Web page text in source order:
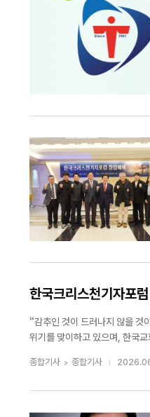
한국크리스천기자포
“감추인 것이 드러나지 않을 것이 없고 숨긴 것이 알려
위기를 맞이하고 있으며, 한국
종합기사 종합기사